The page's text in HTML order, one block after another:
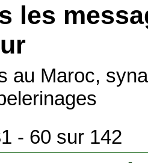
les
au Maroc,
- 60 sur 142